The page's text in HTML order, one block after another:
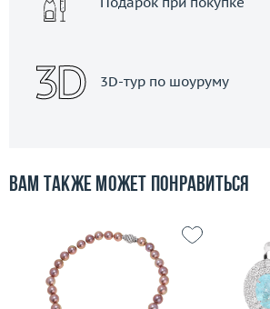
3D-тур по шоуруму
Вам также может понравиться